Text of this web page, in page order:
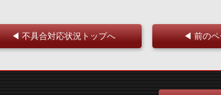
◀ 不具合対応状況トップへ ◀ 前の